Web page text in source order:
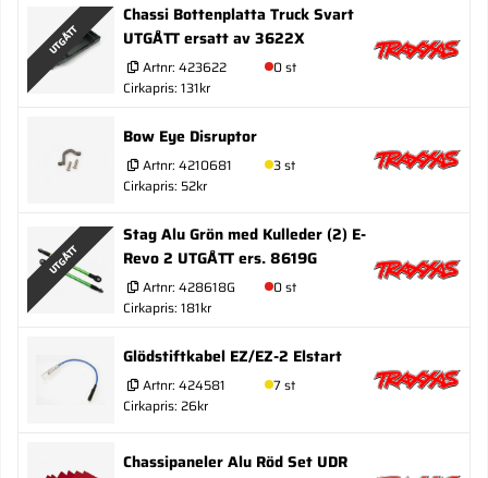
UTGÅTT
Chassi Bottenplatta Truck Svart
UTGÅTT ersatt av 3622X
Artnr: 423622
0 st
Cirkapris: 131kr
Bow Eye Disruptor
Artnr: 4210681
3 st
Cirkapris: 52kr
UTGÅTT
Stag Alu Grön med Kulleder (2) E-
Revo 2 UTGÅTT ers. 8619G
Artnr: 428618G
0 st
Cirkapris: 181kr
Glödstiftkabel EZ/EZ-2 Elstart
Artnr: 424581
7 st
Cirkapris: 26kr
Chassipaneler Alu Röd Set UDR